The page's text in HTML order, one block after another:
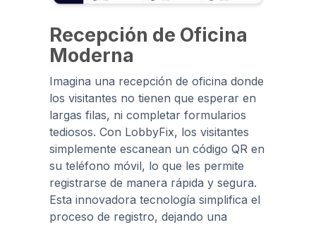
Recepción de Oficina
Moderna
Imagina una recepción de oficina donde
los visitantes no tienen que esperar en
largas filas, ni completar formularios
tediosos. Con LobbyFix, los visitantes
simplemente escanean un código QR en
su teléfono móvil, lo que les permite
registrarse de manera rápida y segura.
Esta innovadora tecnología simplifica el
proceso de registro, dejando una